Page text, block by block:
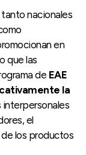
nacionales
en
que las
de EAE
la
interpersonales
el
los productos